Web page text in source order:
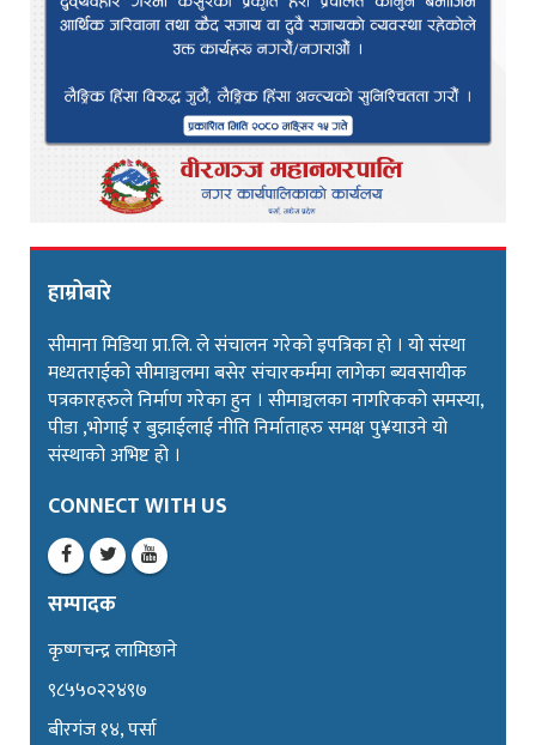
हाम्रोबारे
सीमाना मिडिया प्रा.लि. ले संचालन गरेको इपत्रिका हो । यो संस्था
मध्यतराईको सीमाञ्चलमा बसेर संचारकर्ममा लागेका ब्यवसायीक
पत्रकारहरुले निर्माण गरेका हुन । सीमाञ्चलका नागरिकको समस्या,
पीडा ,भोगाई र बुझाईलाई नीति निर्माताहरु समक्ष पु¥याउने यो
संस्थाको अभिष्ट हो ।
CONNECT WITH US
सम्पादक
कृष्णचन्द्र लामिछाने
९८५५०२२४९७
बीरगंज १४, पर्सा